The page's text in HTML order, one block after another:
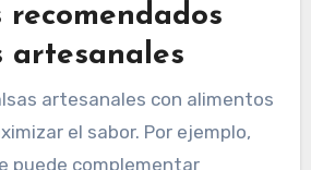
artesanales
artesanales con alimentos
el sabor. Por ejemplo,
puede complementar